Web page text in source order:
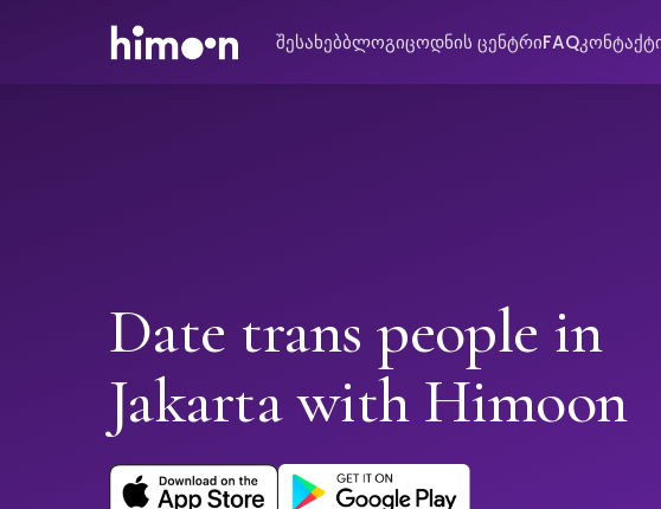
შესახებბლოგიცოდნის ცენტრიFAQ
Date trans people in
Jakarta with Himoon